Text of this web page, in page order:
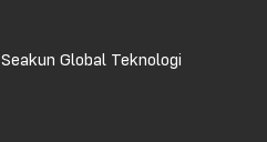
Global Teknologi